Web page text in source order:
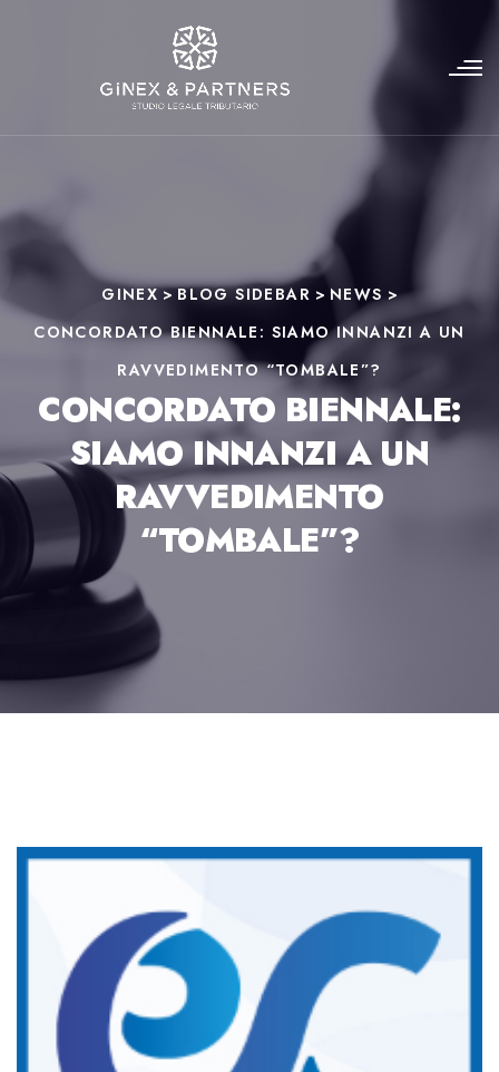
GINEX>BLOG SIDEBAR > NEWS >
CONCORDATO BIENNALE: SIAMO INNANZI A UN
RAVVEDIMENTO “TOMBALE”?
CONCORDATO BIENNALE:
SIAMO INNANZI A UN
RAVVEDIMENTO
“TOMBALE”?